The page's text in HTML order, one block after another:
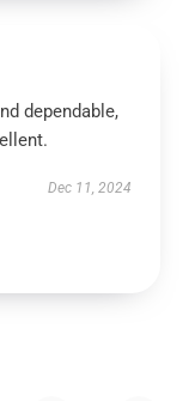
dependable,
Dec 11, 2024